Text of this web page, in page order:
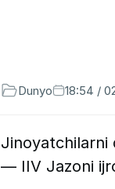
Dunyo 18:54 /
Jinoyatchilarni
— IIV Jazoni